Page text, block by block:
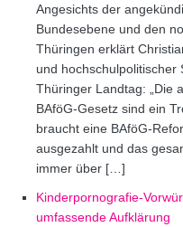
Angesichts der
Bundesebene und den
Thüringen erklärt
und hochschulpolitischer
Thüringer Landtag: „Die
BAföG-Gesetz sind ein
braucht eine BAföG-
ausgezahlt und das
immer über […]
Kinderpornografie-
umfassende Aufklärung